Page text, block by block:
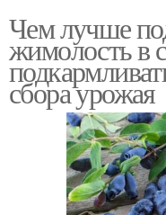
Чем лучше
жимолость в
сбора урожая